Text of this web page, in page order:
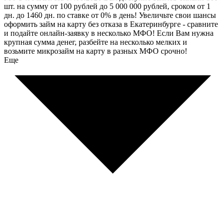
шт. на сумму от 100 рублей до 5 000 000 рублей, сроком от 1
дн. до 1460 дн. по ставке от 0% в день! Увеличьте свои шансы
оформить займ на карту без отказа в Екатеринбурге - сравните
и подайте онлайн-заявку в несколько МФО! Если Вам нужна
крупная сумма денег, разбейте на несколько мелких и
возьмите микрозайм на карту в разных МФО срочно!
Еще